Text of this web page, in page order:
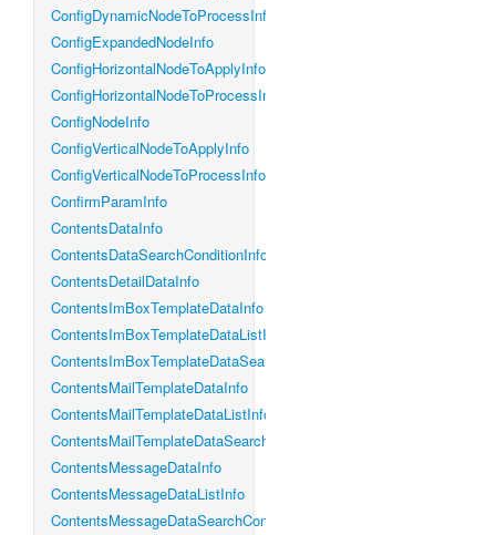
ConfigDynamicNodeToProcessInfo
ConfigExpandedNodeInfo
ConfigHorizontalNodeToApplyInfo
ConfigHorizontalNodeToProcessInfo
ConfigNodeInfo
ConfigVerticalNodeToApplyInfo
ConfigVerticalNodeToProcessInfo
ConfirmParamInfo
ContentsDataInfo
ContentsDataSearchConditionInfo
ContentsDetailDataInfo
ContentsImBoxTemplateDataInfo
ContentsImBoxTemplateDataListInfo
ContentsImBoxTemplateDataSearchConditionInfo
ContentsMailTemplateDataInfo
ContentsMailTemplateDataListInfo
ContentsMailTemplateDataSearchConditionInfo
ContentsMessageDataInfo
ContentsMessageDataListInfo
ContentsMessageDataSearchConditionInfo